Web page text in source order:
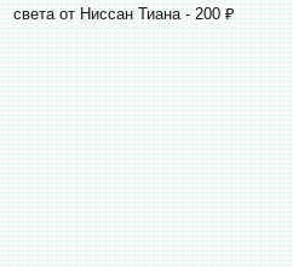
света от Ниссан Тиана - 200 ₽